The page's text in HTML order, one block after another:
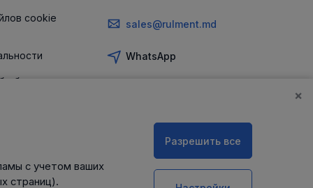
cookie
обеспечении
sales@rulment.md
WhatsApp
×
с учетом ваших
страниц).
Разрешить все